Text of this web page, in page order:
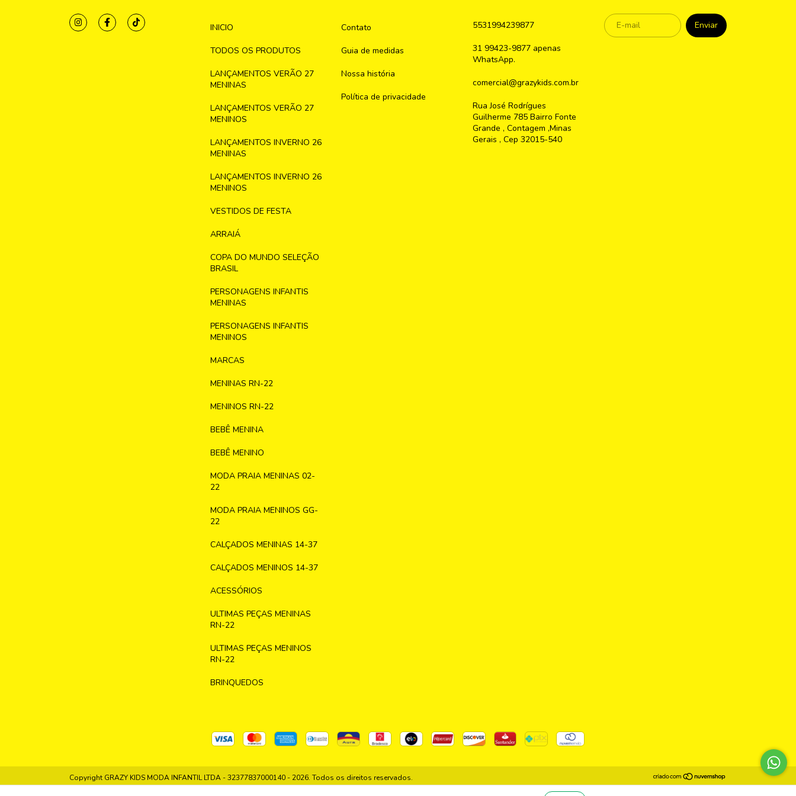
INICIO
TODOS OS PRODUTOS
LANÇAMENTOS VERÃO 27
MENINAS
LANÇAMENTOS VERÃO 27
MENINOS
LANÇAMENTOS INVERNO 26
MENINAS
LANÇAMENTOS INVERNO 26
MENINOS
VESTIDOS DE FESTA
ARRAIÁ
COPA DO MUNDO SELEÇÃO
BRASIL
PERSONAGENS INFANTIS
MENINAS
PERSONAGENS INFANTIS
MENINOS
MARCAS
MENINAS RN-22
MENINOS RN-22
BEBÊ MENINA
BEBÊ MENINO
MODA PRAIA MENINAS 02-
22
MODA PRAIA MENINOS GG-
22
CALÇADOS MENINAS 14-37
CALÇADOS MENINOS 14-37
ACESSÓRIOS
ULTIMAS PEÇAS MENINAS
RN-22
ULTIMAS PEÇAS MENINOS
RN-22
BRINQUEDOS
Contato
Guia de medidas
Nossa história
Política de privacidade
5531994239877
31 99423-9877 apenas
WhatsApp.
comercial@grazykids.com.br
Rua José Rodrígues
Guilherme 785 Bairro Fonte
Grande , Contagem ,Minas
Gerais , Cep 32015-540
Copyright GRAZY KIDS MODA INFANTIL LTDA - 32377837000140 - 2026. Todos os direitos reservados.